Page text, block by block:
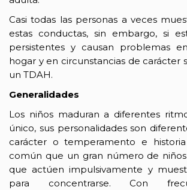
Casi todas las personas a veces
estas conductas, sin embargo, si
persistentes y causan problemas
hogar y en circunstancias de carácter
un TDAH.
Generalidades
Los niños maduran a diferentes
único, sus personalidades son
carácter o temperamento e historia
común que un gran número de niños
que actúen impulsivamente y
para concentrarse. Con